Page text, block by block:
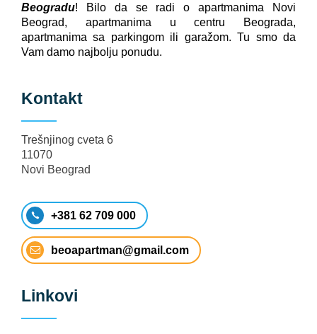
Beogradu! Bilo da se radi o apartmanima Novi
Beograd, apartmanima u centru Beograda,
apartmanima sa parkingom ili garažom. Tu smo da
Vam damo najbolju ponudu.
Kontakt
Trešnjinog cveta 6
11070
Novi Beograd
+381 62 709 000
beoapartman@gmail.com
Linkovi